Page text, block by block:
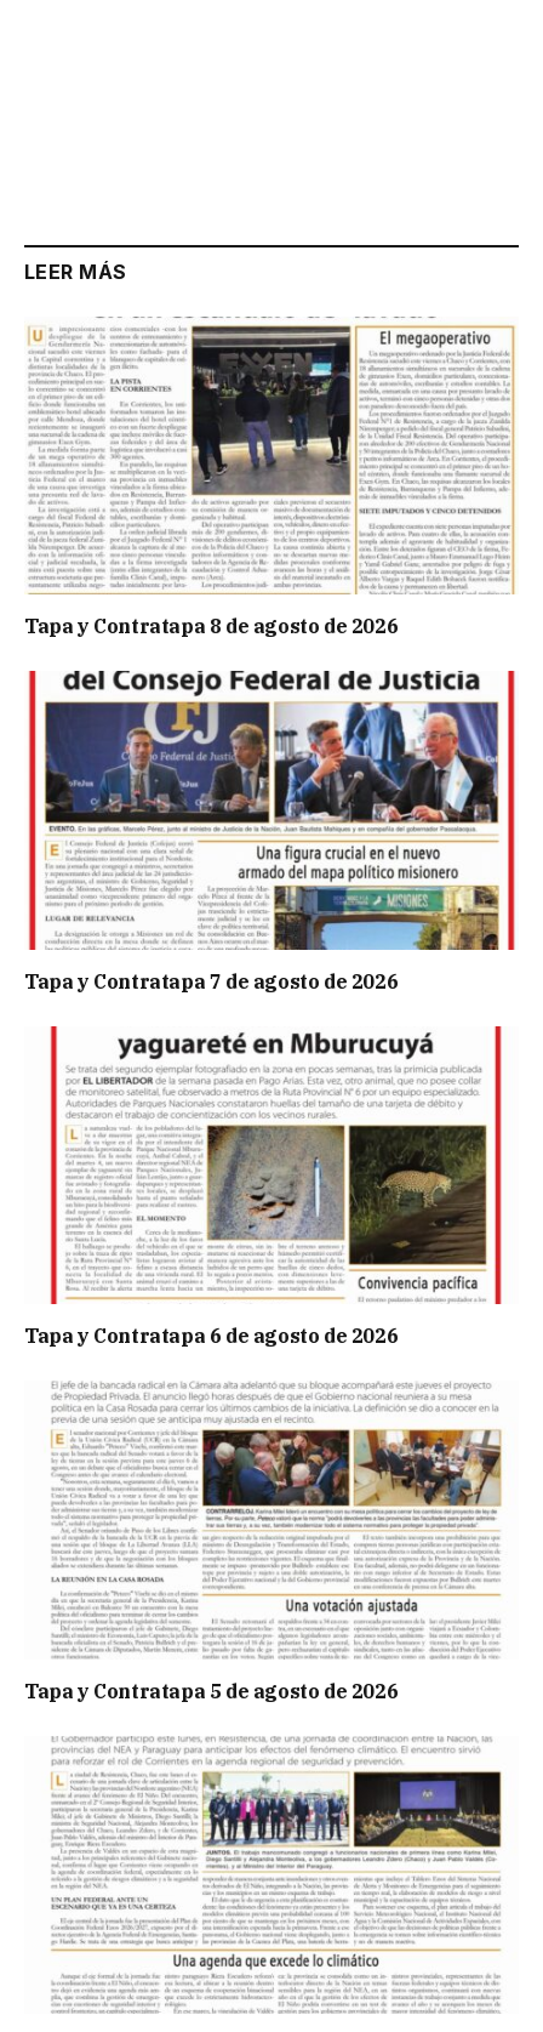
LEER MÁS
Tapa y Contratapa 8 de agosto de 2026
Tapa y Contratapa 7 de agosto de 2026
Tapa y Contratapa 6 de agosto de 2026
Tapa y Contratapa 5 de agosto de 2026